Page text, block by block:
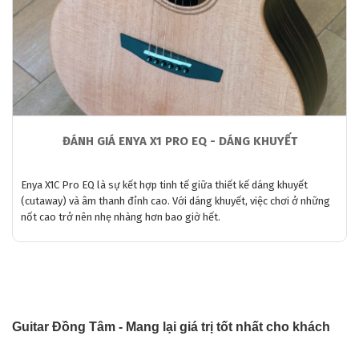
ĐÁNH GIÁ ENYA X1 PRO EQ - DÁNG KHUYẾT
Enya X1C Pro EQ là sự kết hợp tinh tế giữa thiết kế dáng khuyết
(cutaway) và âm thanh đỉnh cao. Với dáng khuyết, việc chơi ở những
nốt cao trở nên nhẹ nhàng hơn bao giờ hết.
Guitar Đồng Tâm - Mang lại giá trị tốt nhất cho khách